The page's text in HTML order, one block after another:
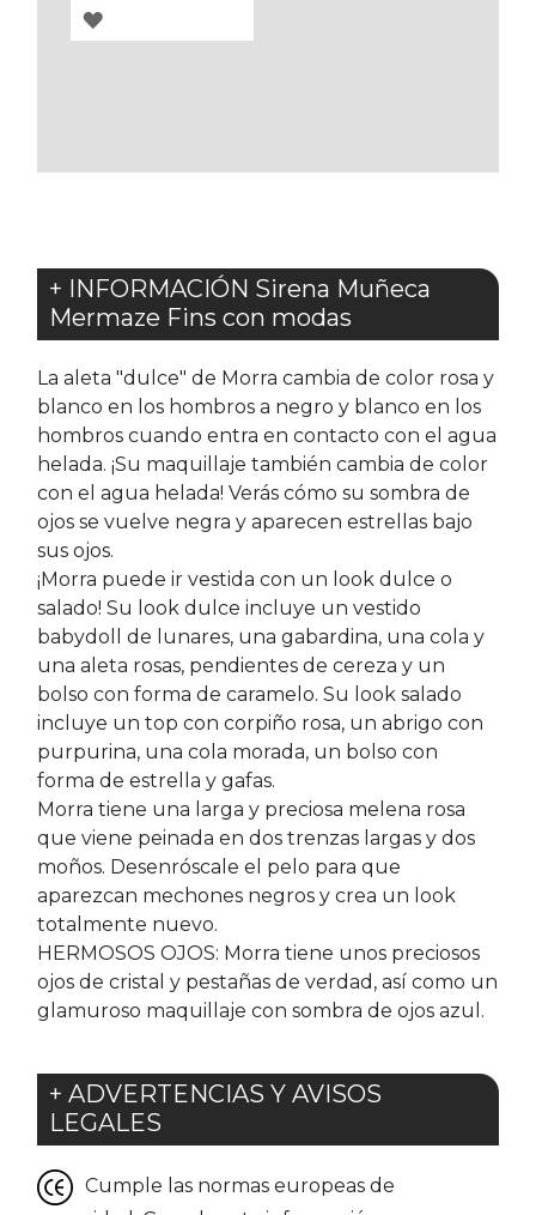
AGREGAR
+ INFORMACIÓN Sirena Muñeca
Mermaze Fins con modas
La aleta "dulce" de Morra cambia de color rosa y
blanco en los hombros a negro y blanco en los
hombros cuando entra en contacto con el agua
helada. ¡Su maquillaje también cambia de color
con el agua helada! Verás cómo su sombra de
ojos se vuelve negra y aparecen estrellas bajo
sus ojos.
¡Morra puede ir vestida con un look dulce o
salado! Su look dulce incluye un vestido
babydoll de lunares, una gabardina, una cola y
una aleta rosas, pendientes de cereza y un
bolso con forma de caramelo. Su look salado
incluye un top con corpiño rosa, un abrigo con
purpurina, una cola morada, un bolso con
forma de estrella y gafas.
Morra tiene una larga y preciosa melena rosa
que viene peinada en dos trenzas largas y dos
moños. Desenróscale el pelo para que
aparezcan mechones negros y crea un look
totalmente nuevo.
HERMOSOS OJOS: Morra tiene unos preciosos
ojos de cristal y pestañas de verdad, así como un
glamuroso maquillaje con sombra de ojos azul.
+ ADVERTENCIAS Y AVISOS
LEGALES
Cumple las normas europeas de